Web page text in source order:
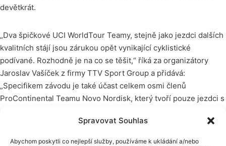
Spravovat Souhlas
Abychom poskytli co nejlepší služby, používáme k ukládání a/nebo
devětkrát.
„Dva špičkové UCI WorldTour Teamy, stejně jako jezdci dalších
kvalitních stájí jsou zárukou opět vynikající cyklistické
podívané. Rozhodně je na co se těšit,“ říká za organizátory
Jaroslav Vašíček z firmy TTV Sport Group a přidává:
„Specifikem závodu je také účast celkem osmi členů
ProContinental Teamu Novo Nordisk, který tvoří pouze jezdci s
Fotogalerie 2015